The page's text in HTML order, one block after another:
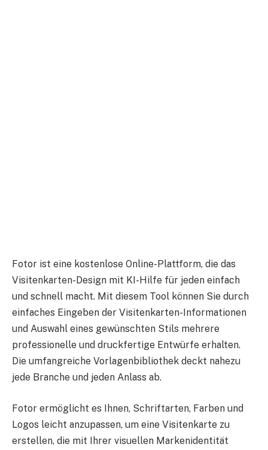
Fotor ist eine kostenlose Online-Plattform, die das
Visitenkarten-Design mit KI-Hilfe für jeden einfach
und schnell macht. Mit diesem Tool können Sie durch
einfaches Eingeben der Visitenkarten-Informationen
und Auswahl eines gewünschten Stils mehrere
professionelle und druckfertige Entwürfe erhalten.
Die umfangreiche Vorlagenbibliothek deckt nahezu
jede Branche und jeden Anlass ab.
Fotor ermöglicht es Ihnen, Schriftarten, Farben und
Logos leicht anzupassen, um eine Visitenkarte zu
erstellen, die mit Ihrer visuellen Markenidentität